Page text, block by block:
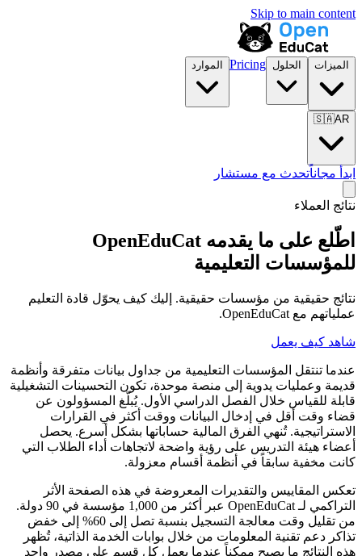
Skip to main content
الميزات الحلول Pricing الموارد
🇸🇦AR
ابدأ مجاناًتحدث مع مستشار
نتائج العملاء
اطّلع على ما يقدمه OpenEduCat
للمؤسسات التعليمية
نتائج حقيقية من مؤسسات حقيقية. إليك كيف يحوّل قادة التعليم
عملياتهم مع OpenEduCat.
شاهد كيف يعمل
عندما تنتقل المؤسسات التعليمية من جداول بيانات متفرقة وأنظمة
قديمة وعمليات يدوية إلى منصة موحدة، تكون التحسينات التشغيلية
قابلة للقياس خلال الفصل الدراسي الأول. يُبلّغ المسؤولون عن
قضاء وقت أقل في إدخال البيانات ووقت أكثر في القرارات
الاستراتيجية. تُنهي الفرق المالية حساباتها بشكل أسرع. يحصل
أعضاء هيئة التدريس على رؤية واضحة لاتجاهات أداء الطلاب التي
كانت مخفية سابقاً في أنظمة أقسام معزولة.
تعكس المقاييس والتقديرات المعروضة في هذه الصفحة الأثر
التراكمي لـ OpenEduCat عبر أكثر من 1,000 مؤسسة في 90 دولة.
من تقليل وقت معالجة التسجيل بنسبة تصل إلى 60% إلى خفض
تذاكر دعم تقنية المعلومات من خلال بوابات الخدمة الذاتية، تُظهر
هذه النتائج ما يصبح ممكناً عندما يعمل كل قسم على مصدر واحد